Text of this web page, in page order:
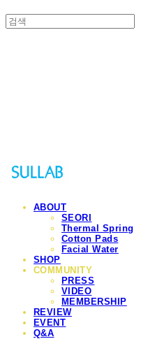
ABOUT
SEORI
Thermal Spring
Cotton Pads
Facial Water
SHOP
COMMUNITY
PRESS
VIDEO
MEMBERSHIP
REVIEW
EVENT
Q&A